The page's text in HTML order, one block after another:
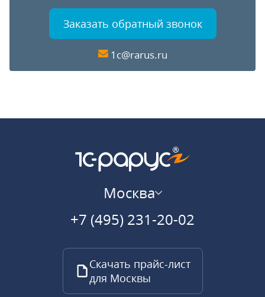
Заказать обратный звонок
1c@rarus.ru
Москва
+7 (495) 231-20-02
Скачать прайс-лист
для Москвы